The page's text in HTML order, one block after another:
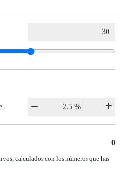
0
calculados con los números que has